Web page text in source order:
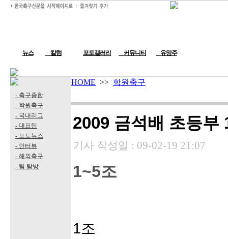
뉴스 칼럼 포토갤러리 커뮤니티 유망주
- 축구종합
- 학원축구
- 국내리그
- 대표팀
- 포토뉴스
- 인터뷰
- 해외축구
- 팀 탐방
HOME >> 학원축구
2009 금석배 초등부
기사 작성일 : 09-02-19 21:07
1~5조
1조